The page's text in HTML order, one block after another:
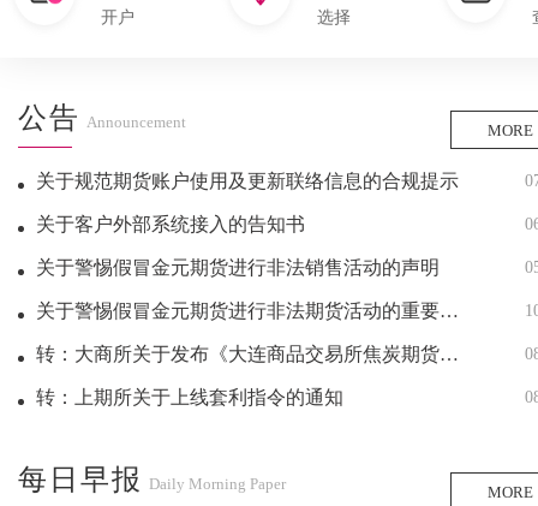
开户
选择
公告 Announcement MORE
关于规范期货账户使用及更新联络信息的合规提示
关于客户外部系统接入的告知书
关于警惕假冒金元期货进行非法销售活动的声明
关于警惕假冒金元期货进行非法期货活动的重要提示
转：大商所关于发布《大连商品交易所焦炭期货期权合约》的公告
转：上期所关于上线套利指令的通知
每日早报 Daily Morning Paper MORE